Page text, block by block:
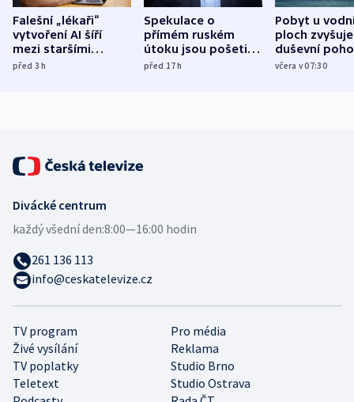
Falešní „lékaři“
vytvoření AI šíří
mezi staršími
Poláky nebezpečné
před 3h
Spekulace o
přímém ruském
útoku jsou pošetilé,
míní estonský
před 17h
Pobyt u
ploch zvyšuje
duševní
ukázala
včera v 07:30
TV program
Pro média
Živé vysílání
Reklama
TV poplatky
Studio Brno
Teletext
Studio Ostrava
Divácké centrum
každý všední den:8:00—16:00 hodin
261 136 113
info@ceskatelevize.cz